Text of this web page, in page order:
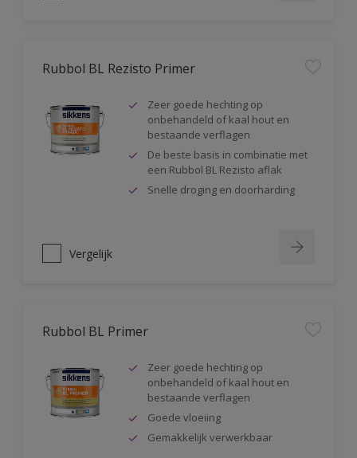
Rubbol BL Rezisto Primer
Zeer goede hechting op
onbehandeld of kaal hout en
bestaande verflagen
De beste basis in combinatie met
een Rubbol BL Rezisto aflak
Snelle droging en doorharding
Vergelijk
Rubbol BL Primer
Zeer goede hechting op
onbehandeld of kaal hout en
bestaande verflagen
Goede vloeiing
Gemakkelijk verwerkbaar